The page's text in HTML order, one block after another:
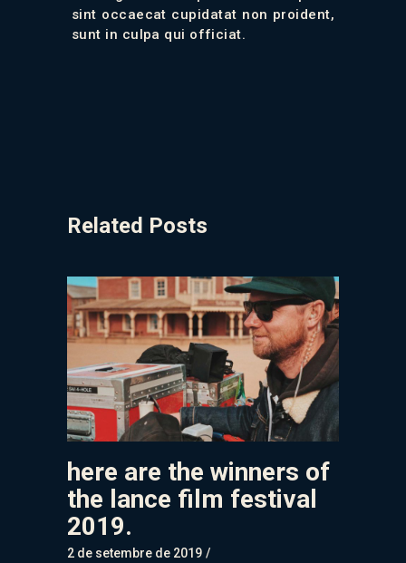
sint occaecat cupidatat non proident,
sunt in culpa qui officiat.
Related Posts
here are the winners of
the lance film festival
2019.
2 de setembre de 2019